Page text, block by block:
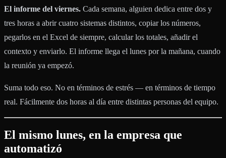
El informe del viernes. Cada semana, alguien dedica entre dos y
tres horas a abrir cuatro sistemas distintos, copiar los números,
pegarlos en el Excel de siempre, calcular los totales, añadir el
contexto y enviarlo. El informe llega el lunes por la mañana, cuando
la reunión ya empezó.
Suma todo eso. No en términos de estrés — en términos de tiempo
real. Fácilmente dos horas al día entre distintas personas del equipo.
El mismo lunes, en la empresa que
automatizó